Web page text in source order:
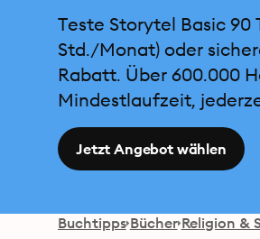
Teste Storytel Basic 90
Std./Monat) oder
Rabatt. Über 600.000
Mindestlaufzeit,
Jetzt Angebot wählen
Buchtipps Bücher Religion &